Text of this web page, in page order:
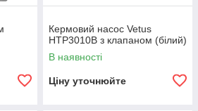
Кермовий насос Vetus
HTP3010B з клапаном (білий)
В наявності
Ціну уточнюйте